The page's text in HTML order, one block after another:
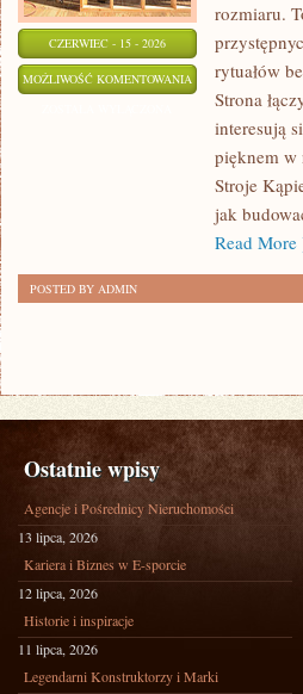
CZERWIEC - 15 - 2026
MOŻLIWOŚĆ KOMENTOWANIA PORADNIK
STYLU
rozmiaru.
rytuałów
Strona
interesują
pięknem w
Stroje
jak
Read More
POSTED BY ADMIN
Ostatnie wpisy
Agencje i Pośrednicy Nieruchomości
13 lipca, 2026
Kariera i Biznes w E-sporcie
12 lipca, 2026
Historie i inspiracje
11 lipca, 2026
Legendarni Konstruktorzy i Marki